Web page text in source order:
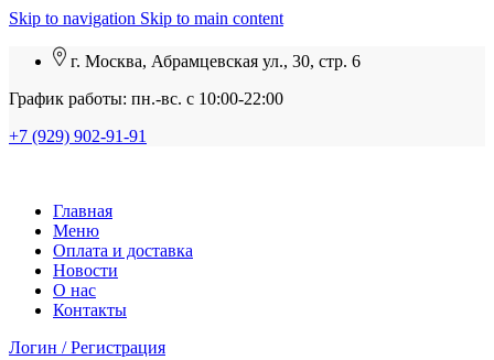
Skip to navigation Skip to main content
г. Москва, Абрамцевская ул., 30, стр. 6
График работы: пн.-вс. с 10:00-22:00
+7 (929) 902-91-91
Главная
Меню
Оплата и доставка
Новости
О нас
Контакты
Логин / Регистрация